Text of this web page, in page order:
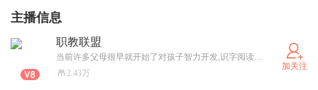
主播信息
职教联盟
当前许多父母很早就开始了对孩子智力开发,识字阅读等.然而大多数父母忽略了重要的一点，即身体健康。假设你的孩子确实是一名"神童"，智力超常，却体弱多病。试问"神童"可以维持多久?若要身体好，基础要打牢。儿童时期正是造就良好体能的关键时期，从儿童生长发育和人才成长的规律来看，儿童的早期教育把体育放在首位是比较科学和恰当的。
2.43万
加关注